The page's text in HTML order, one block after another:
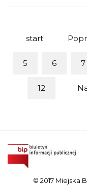
start
5 6 7
12
© 2017 Miejska